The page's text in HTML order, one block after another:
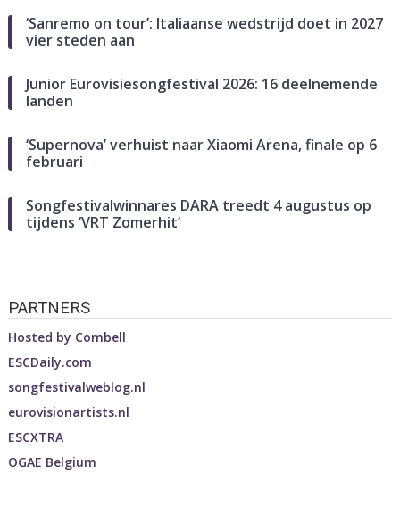
‘Sanremo on tour’: Italiaanse wedstrijd doet in 2027
vier steden aan
Junior Eurovisiesongfestival 2026: 16 deelnemende
landen
‘Supernova’ verhuist naar Xiaomi Arena, finale op 6
februari
Songfestivalwinnares DARA treedt 4 augustus op
tijdens ‘VRT Zomerhit’
PARTNERS
Hosted by Combell
ESCDaily.com
songfestivalweblog.nl
eurovisionartists.nl
ESCXTRA
OGAE Belgium